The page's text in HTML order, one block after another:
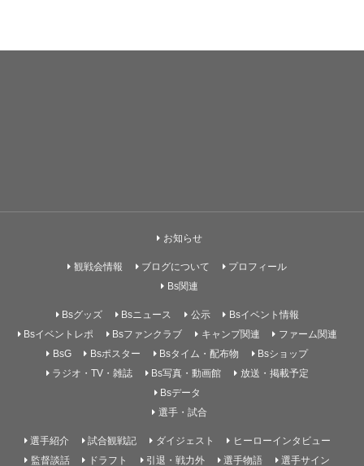
お知らせ
観戦会情報 ブログについて
プロフィール
Bs関連
Bsグッズ Bsニュース 公示
Bsイベント情報
Bsイベントレポ
Bsファンクラブ キャンプ関連
ファーム関連
BsG
Bsポスター Bsタイム・配布物
Bsショップ
ラジオ・TV・雑誌
Bs写真・動画館
放送・掲載予定
Bsデータ
選手・試合
選手紹介 試合観戦記 ダイジェスト
ヒーローインタビュー
監督談話
ドラフト 引退・戦力外 選手物語 選手サイン